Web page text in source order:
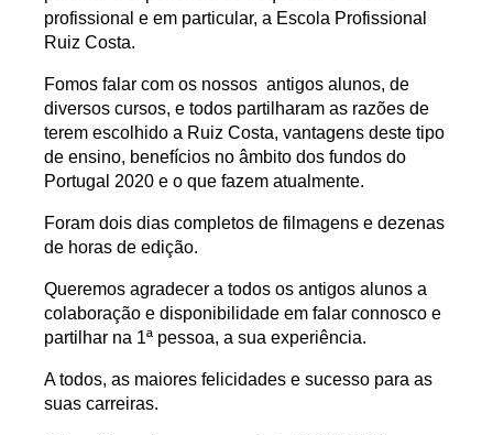
profissional e em particular, a Escola Profissional
Ruiz Costa.
Fomos falar com os nossos antigos alunos, de
diversos cursos, e todos partilharam as razões de
terem escolhido a Ruiz Costa, vantagens deste tipo
de ensino, benefícios no âmbito dos fundos do
Portugal 2020 e o que fazem atualmente.
Foram dois dias completos de filmagens e dezenas
de horas de edição.
Queremos agradecer a todos os antigos alunos a
colaboração e disponibilidade em falar connosco e
partilhar na 1ª pessoa, a sua experiência.
A todos, as maiores felicidades e sucesso para as
suas carreiras.